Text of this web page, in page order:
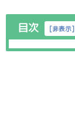
目次 [非表示]